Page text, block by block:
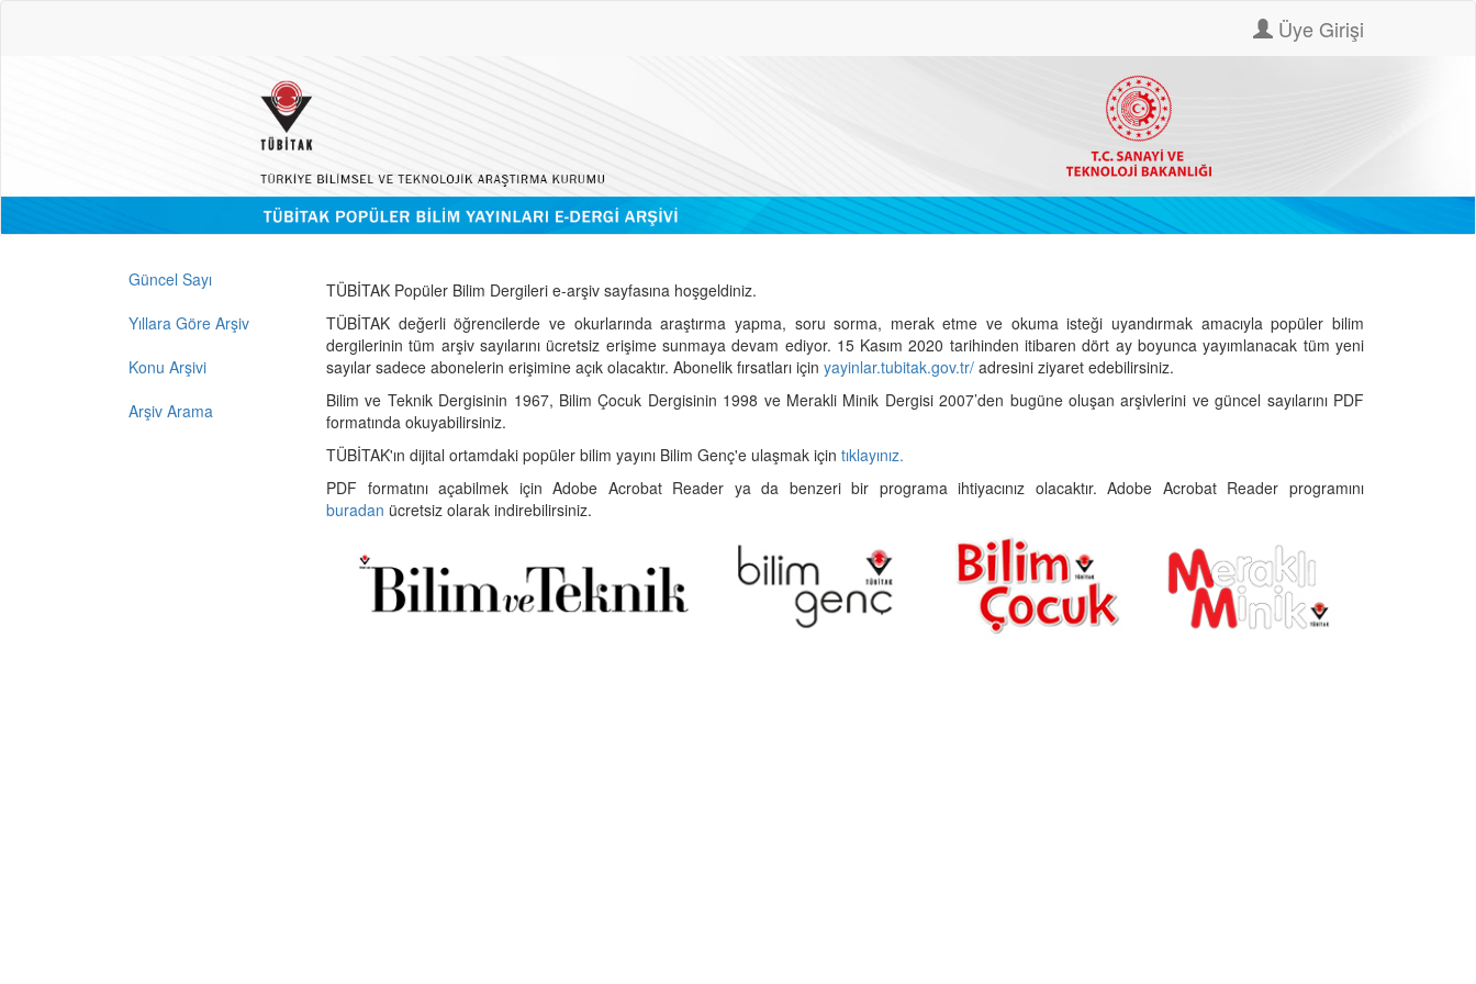
Üye Girişi
Güncel Sayı
Yıllara Göre Arşiv
Konu Arşivi
Arşiv Arama
TÜBİTAK Popüler Bilim Dergileri e-arşiv sayfasına hoşgeldiniz.
TÜBİTAK değerli öğrencilerde ve okurlarında araştırma yapma, soru sorma, merak etme ve okuma isteği uyandırmak amacıyla popüler bilim
dergilerinin tüm arşiv sayılarını ücretsiz erişime sunmaya devam ediyor. 15 Kasım 2020 tarihinden itibaren dört ay boyunca yayımlanacak tüm yeni
sayılar sadece abonelerin erişimine açık olacaktır. Abonelik fırsatları için yayinlar.tubitak.gov.tr/ adresini ziyaret edebilirsiniz.
Bilim ve Teknik Dergisinin 1967, Bilim Çocuk Dergisinin 1998 ve Merakli Minik Dergisi 2007’den bugüne oluşan arşivlerini ve güncel sayılarını PDF
formatında okuyabilirsiniz.
TÜBİTAK'ın dijital ortamdaki popüler bilim yayını Bilim Genç'e ulaşmak için tıklayınız.
PDF formatını açabilmek için Adobe Acrobat Reader ya da benzeri bir programa ihtiyacınız olacaktır. Adobe Acrobat Reader programını
buradan ücretsiz olarak indirebilirsiniz.